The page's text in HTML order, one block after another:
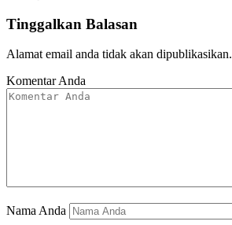
Tinggalkan Balasan
Alamat email anda tidak akan dipublikasikan.
Komentar Anda
Nama Anda